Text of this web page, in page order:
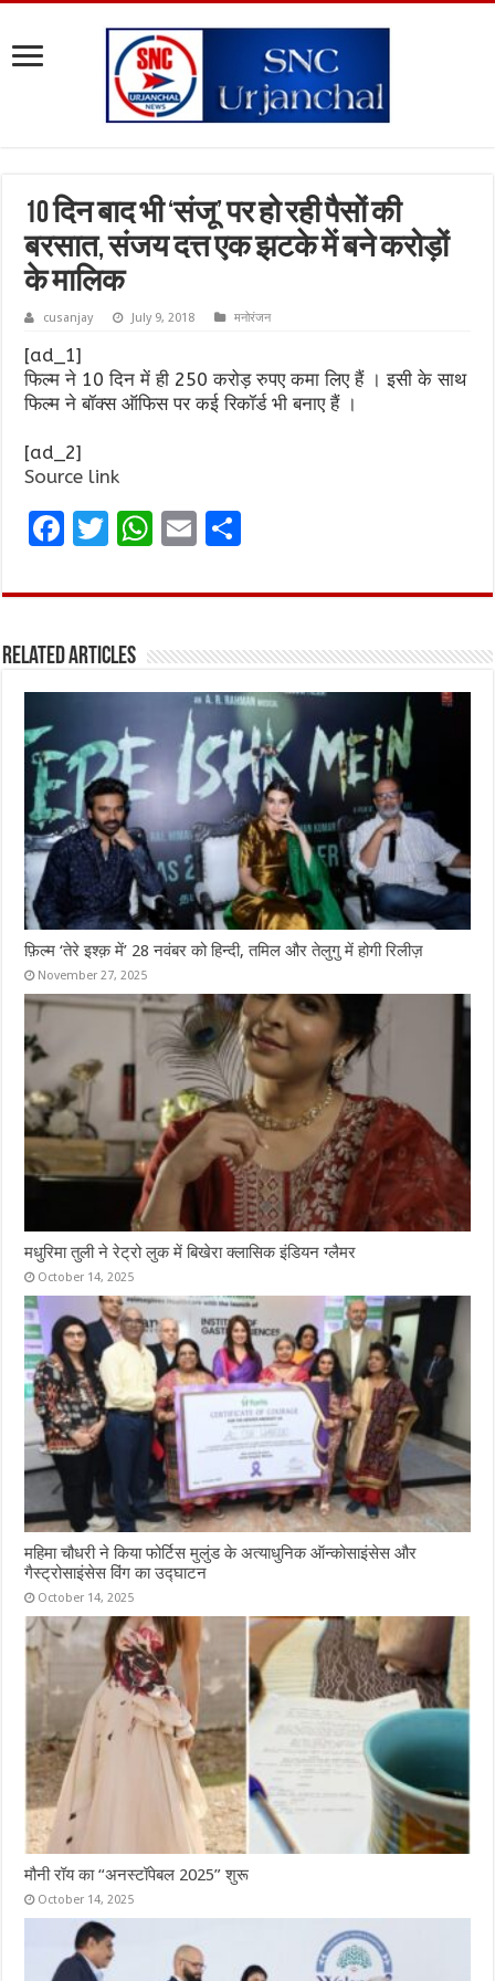
10 दिन बाद भी ‘संजू’ पर हो रही पैसों की
बरसात, संजय दत्त एक झटके में बने करोड़ों
के मालिक
cusanjay July 9, 2018 मनोरंजन
[ad_1]
फिल्म ने 10 दिन में ही 250 करोड़ रुपए कमा लिए हैं । इसी के साथ
फिल्म ने बॉक्स ऑफिस पर कई रिकॉर्ड भी बनाए हैं ।
[ad_2]
Source link
F
ce
o
o
k
T
it
r
W
at
A
p
p
E
ai ar
Related Articles
फ़िल्म ‘तेरे इश्क़ में’ 28 नवंबर को हिन्दी, तमिल और तेलुगु में होगी रिलीज़
November 27, 2025
मधुरिमा तुली ने रेट्रो लुक में बिखेरा क्लासिक इंडियन ग्लैमर
October 14, 2025
महिमा चौधरी ने किया फोर्टिस मुलुंड के अत्याधुनिक ऑन्कोसाइंसेस और
गैस्ट्रोसाइंसेस विंग का उद्घाटन
October 14, 2025
मौनी रॉय का “अनस्टॉपेबल 2025” शुरू
October 14, 2025